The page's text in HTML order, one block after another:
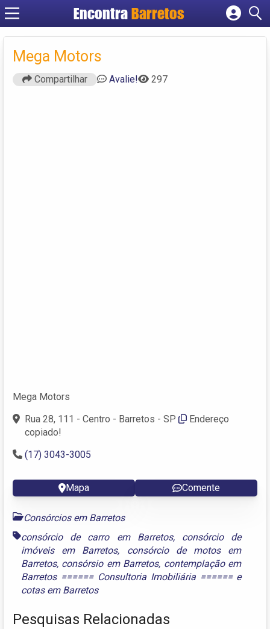
Encontra Barretos
Cadastrar empresa
Mega Motors
Compartilhar Avalie! 297
Mega Motors
Rua 28, 111 - Centro - Barretos - SP
Endereço
copiado!
(17) 3043-3005
Mapa Comente
Consórcios em Barretos
consórcio de carro em Barretos, consórcio de
imóveis em Barretos, consórcio de motos em
Barretos, consórsio em Barretos, contemplação em
Barretos ====== Consultoria Imobiliária ======e
cotas em Barretos
Pesquisas Relacionadas